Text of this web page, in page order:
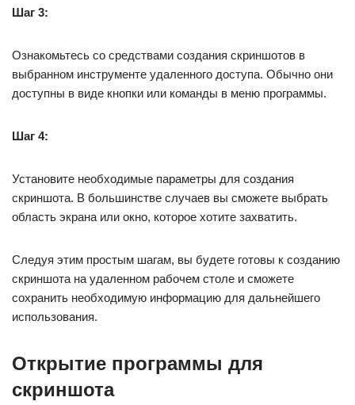
Шаг 3:
Ознакомьтесь со средствами создания скриншотов в
выбранном инструменте удаленного доступа. Обычно они
доступны в виде кнопки или команды в меню программы.
Шаг 4:
Установите необходимые параметры для создания
скриншота. В большинстве случаев вы сможете выбрать
область экрана или окно, которое хотите захватить.
Следуя этим простым шагам, вы будете готовы к созданию
скриншота на удаленном рабочем столе и сможете
сохранить необходимую информацию для дальнейшего
использования.
Открытие программы для
скриншота